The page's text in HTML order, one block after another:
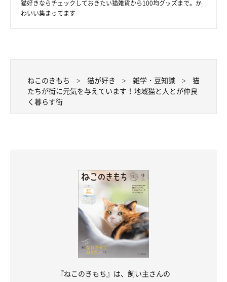
猫好きならチェックしておきたい猫雑貨から100均グッズまで。か
わいい集まってます
ねこのきもち 猫が好き 雑学・豆知識
猫
たちが街に元気を与えています！地域猫と人とが仲良
く暮らす街
『ねこのきもち』は、飼い主さんの